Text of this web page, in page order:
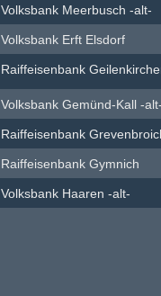
Volksbank Meerbusch -alt-
Volksbank Erft Elsdorf
Raiffeisenbank
Volksbank Gemünd-Kall -alt-
Raiffeisenbank
Raiffeisenbank Gymnich
Volksbank Haaren -alt-